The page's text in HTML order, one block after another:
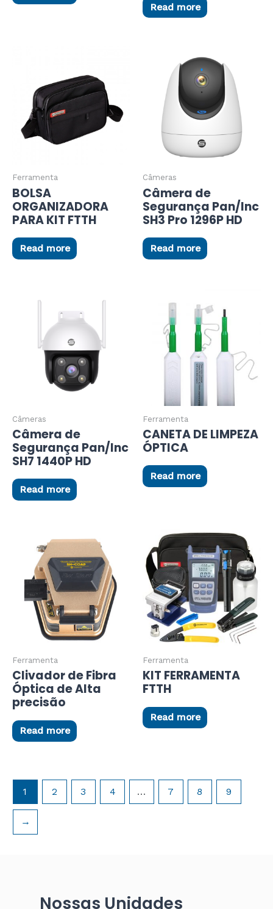
Read more
Ferramenta
BOLSA
ORGANIZADORA
PARA KIT FTTH
Read more
Câmeras
Câmera de
Segurança Pan/Inc
SH3 Pro 1296P HD
Read more
Câmeras
Câmera de
Segurança Pan/Inc
SH7 1440P HD
Read more
Ferramenta
CANETA DE LIMPEZA
ÓPTICA
Read more
Ferramenta
Clivador de Fibra
Óptica de Alta
precisão
Read more
Ferramenta
KIT FERRAMENTA
FTTH
Read more
1 2 3 4 … 7 8 9
→
Nossas Unidades